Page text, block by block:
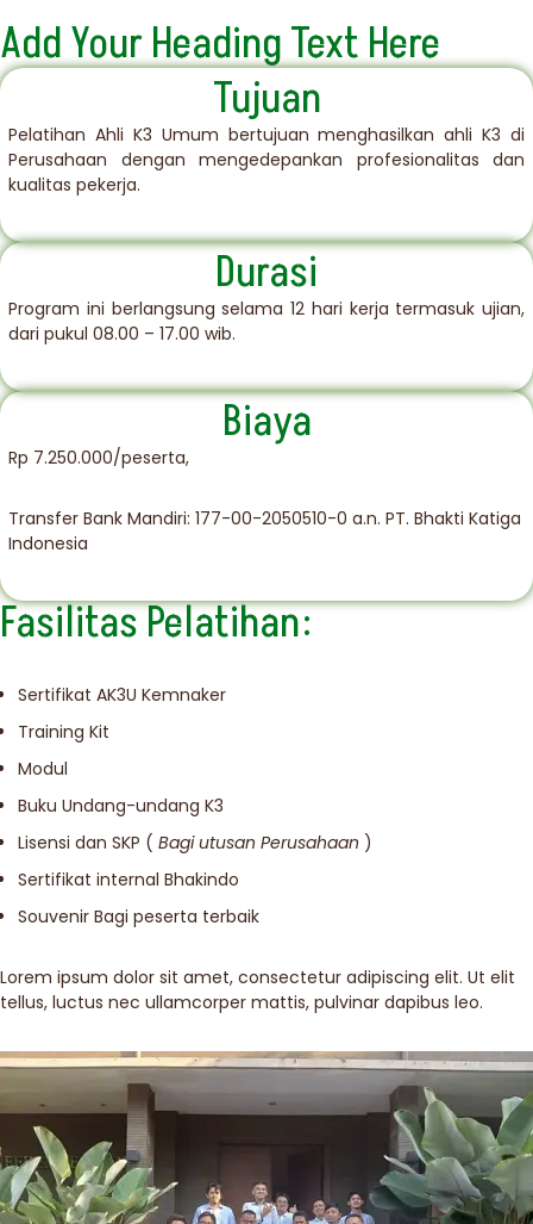
Add Your Heading Text Here
Tujuan
Pelatihan Ahli K3 Umum bertujuan menghasilkan ahli K3 di
Perusahaan dengan mengedepankan profesionalitas dan
kualitas pekerja.
Durasi​
Program ini berlangsung selama 12 hari kerja termasuk ujian,
dari pukul 08.00 – 17.00 wib.
Biaya
Rp 7.250.000/peserta,
Transfer Bank Mandiri: 177-00-2050510-0 a.n. PT. Bhakti Katiga
Indonesia
Fasilitas Pelatihan:
Sertifikat AK3U Kemnaker
Training Kit
Modul
Buku Undang-undang K3
Lisensi dan SKP ( Bagi utusan Perusahaan )
Sertifikat internal Bhakindo
Souvenir Bagi peserta terbaik
Lorem ipsum dolor sit amet, consectetur adipiscing elit. Ut elit
tellus, luctus nec ullamcorper mattis, pulvinar dapibus leo.